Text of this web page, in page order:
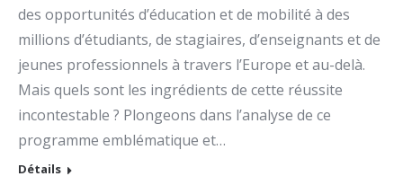
des opportunités d’éducation et de mobilité à des
millions d’étudiants, de stagiaires, d’enseignants et de
jeunes professionnels à travers l’Europe et au-delà.
Mais quels sont les ingrédients de cette réussite
incontestable ? Plongeons dans l’analyse de ce
programme emblématique et…
Détails